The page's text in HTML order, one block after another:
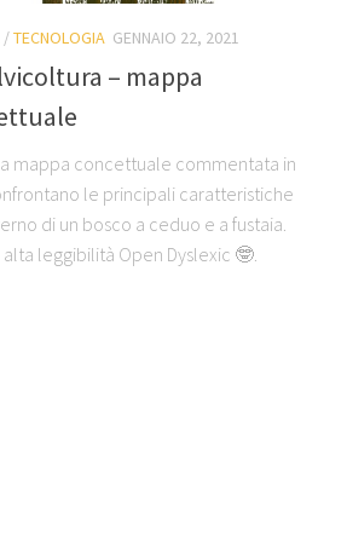
/TECNOLOGIA GENNAIO 22, 2021
– mappa
mappa concettuale commentata in
le principali caratteristiche
di un bosco a ceduo e a fustaia.
alta leggibilità Open Dyslexic 🤓.